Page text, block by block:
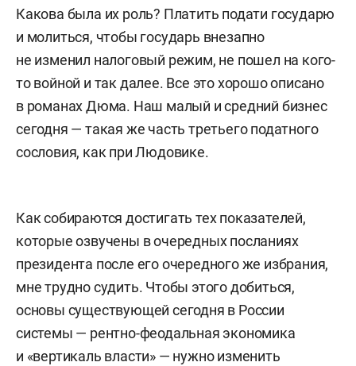
Какова была их роль? Платить подати государю
и молиться, чтобы государь внезапно
не изменил налоговый режим, не пошел на кого-
то войной и так далее. Все это хорошо описано
в романах Дюма. Наш малый и средний бизнес
сегодня — такая же часть третьего податного
сословия, как при Людовике.
Как собираются достигать тех показателей,
которые озвучены в очередных посланиях
президента после его очередного же избрания,
мне трудно судить. Чтобы этого добиться,
основы существующей сегодня в России
системы — рентно-феодальная экономика
и «вертикаль власти» — нужно изменить